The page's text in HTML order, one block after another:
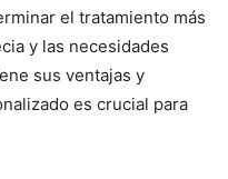
el tratamiento más
y las necesidades
sus ventajas y
es crucial para